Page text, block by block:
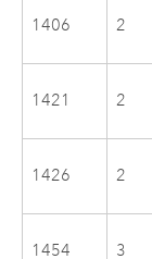
1406 2
1421 2
1426 2
1454 3